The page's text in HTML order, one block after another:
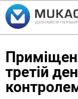
третій